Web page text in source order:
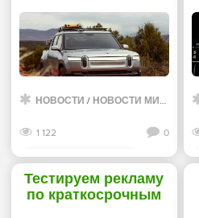
кроссовера Lincoln -
«Новости сети»
НОВОСТИ / НОВОСТИ МИРА ИНТЕРНЕТ
1 122 0
Смотреть дальше
Тестируем рекламу
по краткосрочным